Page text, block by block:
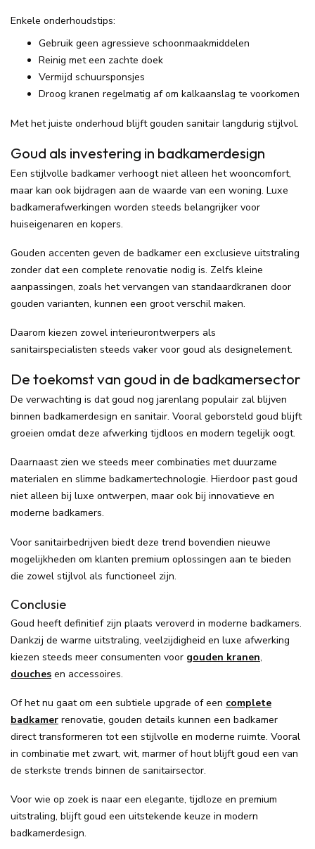
Enkele onderhoudstips:
Gebruik geen agressieve schoonmaakmiddelen
Reinig met een zachte doek
Vermijd schuursponsjes
Droog kranen regelmatig af om kalkaanslag te voorkomen
Met het juiste onderhoud blijft gouden sanitair langdurig stijlvol.
Goud als investering in badkamerdesign
Een stijlvolle badkamer verhoogt niet alleen het wooncomfort,
maar kan ook bijdragen aan de waarde van een woning. Luxe
badkamerafwerkingen worden steeds belangrijker voor
huiseigenaren en kopers.
Gouden accenten geven de badkamer een exclusieve uitstraling
zonder dat een complete renovatie nodig is. Zelfs kleine
aanpassingen, zoals het vervangen van standaardkranen door
gouden varianten, kunnen een groot verschil maken.
Daarom kiezen zowel interieurontwerpers als
sanitairspecialisten steeds vaker voor goud als designelement.
De toekomst van goud in de badkamersector
De verwachting is dat goud nog jarenlang populair zal blijven
binnen badkamerdesign en sanitair. Vooral geborsteld goud blijft
groeien omdat deze afwerking tijdloos en modern tegelijk oogt.
Daarnaast zien we steeds meer combinaties met duurzame
materialen en slimme badkamertechnologie. Hierdoor past goud
niet alleen bij luxe ontwerpen, maar ook bij innovatieve en
moderne badkamers.
Voor sanitairbedrijven biedt deze trend bovendien nieuwe
mogelijkheden om klanten premium oplossingen aan te bieden
die zowel stijlvol als functioneel zijn.
Conclusie
Goud heeft definitief zijn plaats veroverd in moderne badkamers.
Dankzij de warme uitstraling, veelzijdigheid en luxe afwerking
kiezen steeds meer consumenten voor gouden kranen,
douches en accessoires.
Of het nu gaat om een subtiele upgrade of een complete
badkamer renovatie, gouden details kunnen een badkamer
direct transformeren tot een stijlvolle en moderne ruimte. Vooral
in combinatie met zwart, wit, marmer of hout blijft goud een van
de sterkste trends binnen de sanitairsector.
Voor wie op zoek is naar een elegante, tijdloze en premium
uitstraling, blijft goud een uitstekende keuze in modern
badkamerdesign.